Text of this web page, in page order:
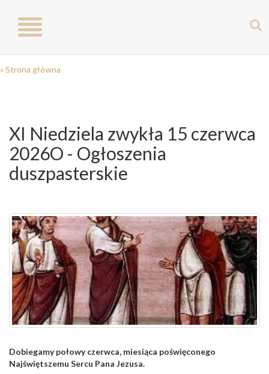
Toggle
navigation
« Strona główna
XI Niedziela zwykła 15 czerwca
2026O - Ogłoszenia
duszpasterskie
Dobiegamy połowy czerwca, miesiąca poświęconego
Najświętszemu Sercu Pana Jezusa.